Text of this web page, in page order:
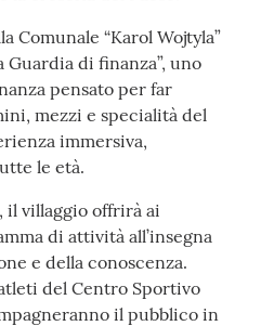
Comunale “Karol Wojtyla”
di finanza”, uno
pensato per far
mezzi e specialità del
immersiva,
le età.
il villaggio offrirà ai
di attività all’insegna
e della conoscenza.
del Centro Sportivo
il pubblico in